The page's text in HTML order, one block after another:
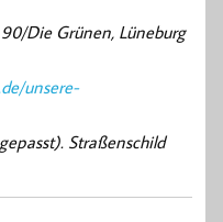
Die Grünen, Lüneburg
unsere-
Straßenschild